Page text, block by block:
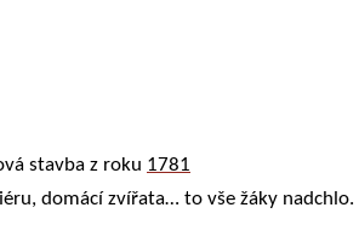
stavba z roku 1781
domácí zvířata… to vše žáky nadchlo.